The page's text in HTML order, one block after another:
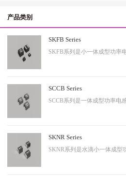
产品类别
SKFB Series
SCCB Series
SKNR Series